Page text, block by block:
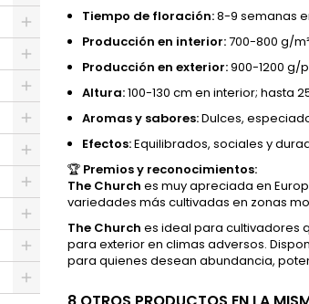
Tiempo de floración:8-9 semanas
Producción en interior:700-800 g/m²
Producción en exterior:900-1200 g/
Altura:100-130 cm en interior; hasta
Aromas y sabores:Dulces,
Efectos:Equilibrados, sociales y
🏆 Premios y reconocimientos:
The Church es muy apreciada en
variedades más cultivadas en zonas
The Church es ideal para cultivadores
para exterior en climas adversos.
para quienes desean abundancia,